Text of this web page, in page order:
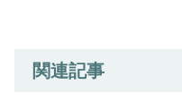
関連記事